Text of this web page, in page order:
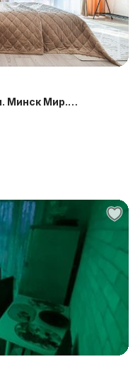
Минск Мир.
Балкон. Wi-Fi.